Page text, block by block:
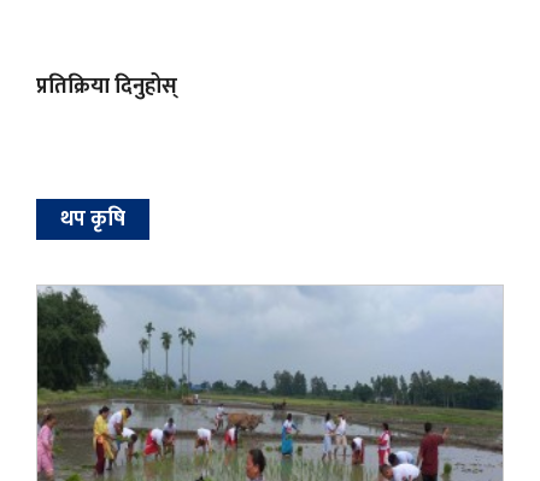
प्रतिक्रिया दिनुहोस्
थप कृषि